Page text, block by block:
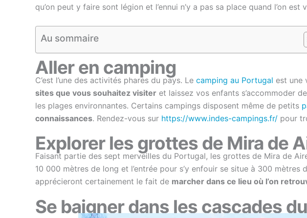
qu’on peut y faire sont légion et l’ennui n’y a pas sa place quand l’on
Au sommaire
Aller en camping
C’est l’une des activités phares du pays. Le camping au Portugal est une
sites que vous souhaitez visiter et laissez vos enfants s’accommoder
les plages environnantes. Certains campings disposent même de petits
connaissances. Rendez-vous sur https://www.indes-campings.fr/ pour
Explorer les grottes de Mira de
Faisant partie des sept merveilles du Portugal, les grottes de Mira de
10 000 mètres de long et l’entrée pour s’y enfouir se situe à 300
apprécieront certainement le fait de marcher dans ce lieu où l’on
Se baigner dans les cascades